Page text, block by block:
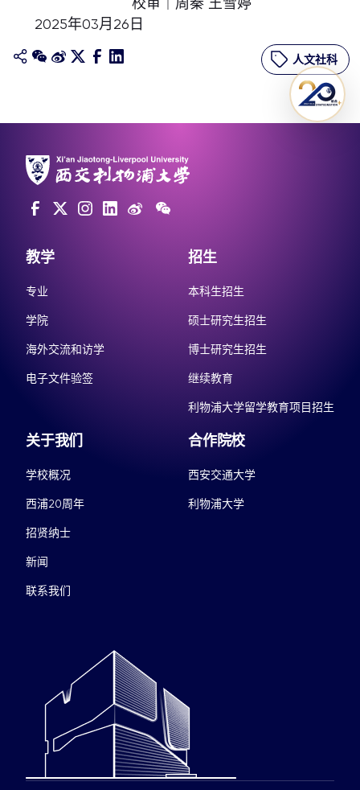
2025年03月26日
人文社科
教学
专业
学院
海外交流和访学
电子文件验签
招生
本科生招生
硕士研究生招生
博士研究生招生
继续教育
利物浦大学留学教育项目招生
关于我们
学校概况
西浦20周年
招贤纳士
新闻
联系我们
合作院校
西安交通大学
利物浦大学